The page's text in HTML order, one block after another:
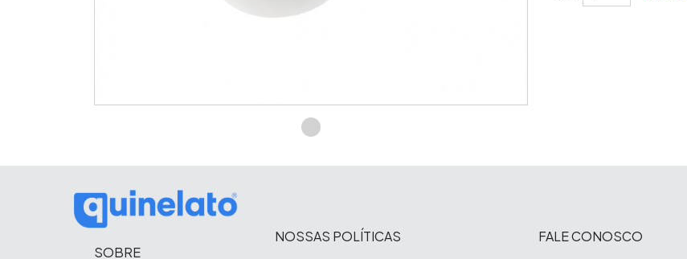
SOBRE
NOSSAS POLÍTICAS FALE CONOSCO